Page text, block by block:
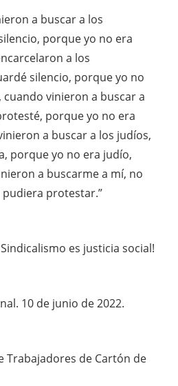
a buscar a los
porque yo no era
a los
silencio, porque yo no
vinieron a buscar a
porque yo no era
a buscar a los judíos,
porque yo no era judío,
a buscarme a mí, no
protestar.”
es justicia social!
10 de junio de 2022.
Trabajadores de Cartón de